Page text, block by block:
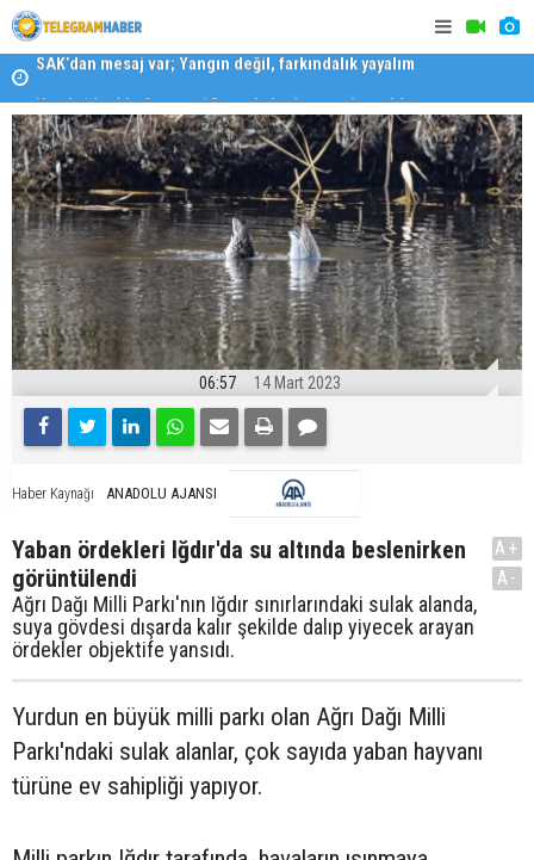
SAK’dan mesaj var; Yangın değil, farkındalık yayalım
Karabağlar ‘da Gazeteci Barış Selçuk saygıyla anıldı
06:57 14 Mart 2023
Haber Kaynağı ANADOLU AJANSI
Yaban ördekleri Iğdır'da su altında beslenirken
görüntülendi
Ağrı Dağı Milli Parkı'nın Iğdır sınırlarındaki sulak alanda,
suya gövdesi dışarda kalır şekilde dalıp yiyecek arayan
ördekler objektife yansıdı.
A+
A-
Yurdun en büyük milli parkı olan Ağrı Dağı Milli
Parkı'ndaki sulak alanlar, çok sayıda yaban hayvanı
türüne ev sahipliği yapıyor.